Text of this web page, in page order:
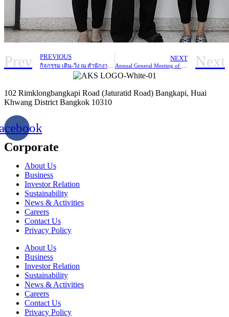
Prev PREVIOUS NEXT Next
102 Rimklongbangkapi Road (Jaturatid Road) Bangkapi, Huai
Khwang District Bangkok 10310
Corporate
About Us
Business
Investor Relation
Sustainability
News & Activities
Careers
Contact Us
Privacy Policy
About Us
Business
Investor Relation
Sustainability
News & Activities
Careers
Contact Us
Privacy Policy